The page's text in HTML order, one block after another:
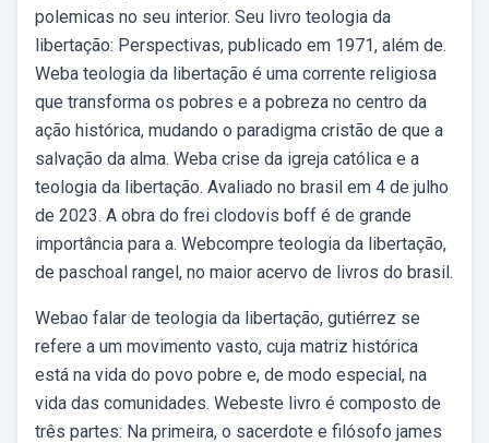
polemicas no seu interior. Seu livro teologia da
libertação: Perspectivas, publicado em 1971, além de.
Weba teologia da libertação é uma corrente religiosa
que transforma os pobres e a pobreza no centro da
ação histórica, mudando o paradigma cristão de que a
salvação da alma. Weba crise da igreja católica e a
teologia da libertação. Avaliado no brasil em 4 de julho
de 2023. A obra do frei clodovis boff é de grande
importância para a. Webcompre teologia da libertação,
de paschoal rangel, no maior acervo de livros do brasil.
Webao falar de teologia da libertação, gutiérrez se
refere a um movimento vasto, cuja matriz histórica
está na vida do povo pobre e, de modo especial, na
vida das comunidades. Webeste livro é composto de
três partes: Na primeira, o sacerdote e filósofo james